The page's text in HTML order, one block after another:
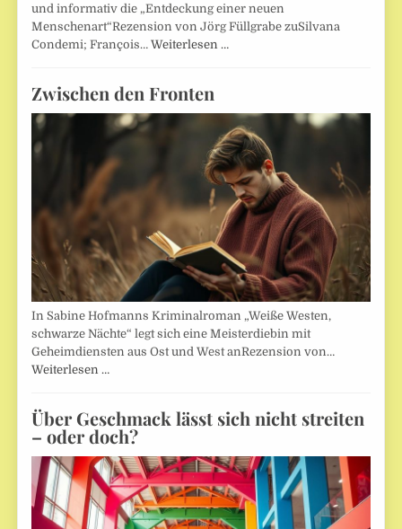
und informativ die „Entdeckung einer neuen
Menschenart“Rezension von Jörg Füllgrabe zuSilvana
Condemi; François…Weiterlesen …
Zwischen den Fronten
In Sabine Hofmanns Kriminalroman „Weiße Westen,
schwarze Nächte“ legt sich eine Meisterdiebin mit
Geheimdiensten aus Ost und West anRezension von…
Weiterlesen …
Über Geschmack lässt sich nicht streiten
– oder doch?